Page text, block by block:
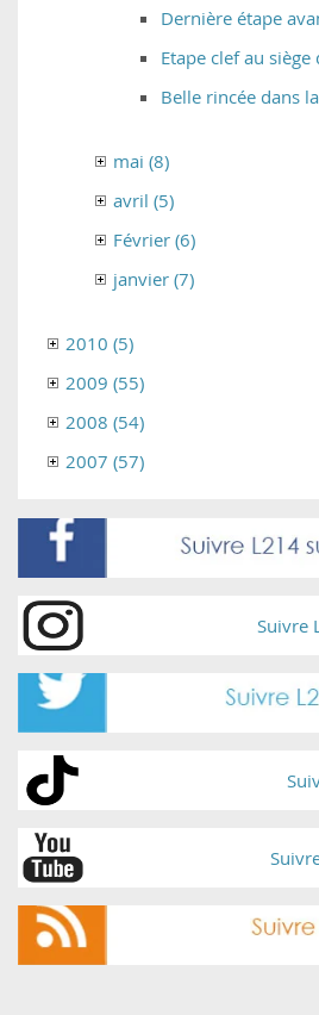
Dernière étape
Etape clef au
Belle rincée dans
mai (8)
avril (5)
Février (6)
janvier (7)
2010 (5)
2009 (55)
2008 (54)
2007 (57)
Suivre